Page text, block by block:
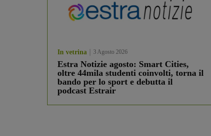
In vetrina 3 Agosto 2026
Estra Notizie agosto: Smart Cities,
oltre 44mila studenti coinvolti, torna il
bando per lo sport e debutta il
podcast Estrair